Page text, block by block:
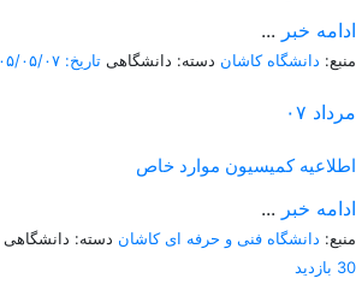
... ادامه خبر
منبع: دانشگاه کاشان دسته: دانشگاهی تاریخ: ۱۴۰۵/۰۵/۰۷
۰۷ مرداد
اطلاعیه کمیسیون موارد خاص
... ادامه خبر
منبع: دانشگاه فنی و حرفه ای کاشان دسته: دانشگاهی
30 بازدید